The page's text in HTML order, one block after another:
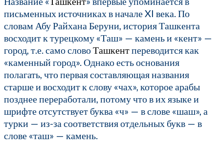
письменных источниках в начале XI века. По
словам Абу Райхана Беруни, история Ташкента
восходит к турецкому «Таш» — камень и «кент» —
город, т.е. само словоТашкентпереводится как
«каменный город». Однако есть основания
полагать, что первая составляющая названия
старше и восходит к слову «чах», которое арабы
позднее переработали, потому что в их языке и
шрифте отсутствует буква «ч» — в слове «шаш», а
турки — из-за соответствия отдельных букв — в
слове «таш» — камень.